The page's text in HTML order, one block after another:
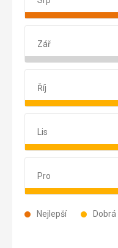
Nejlepší Dobrá
Září
Zář
Říjen
Říj
Listopad
Lis
Prosinec
Pro